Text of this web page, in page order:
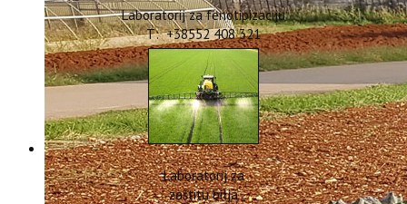
Laboratorij za fenotipizaciju
T: +38552 408 321
Laboratorij za
zaštitu bilja